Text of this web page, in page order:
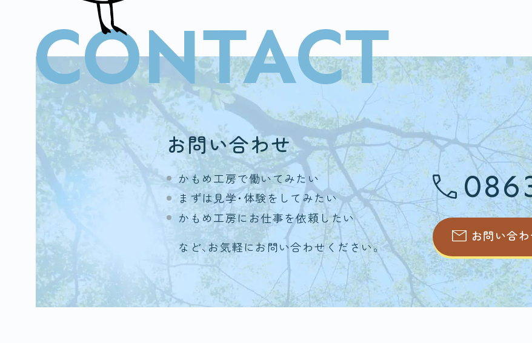
CONTACT
お問い合わせ
かもめ工房で働いてみたい
まずは見学・体験をしてみたい
かもめ工房にお仕事を依頼したい
など、お気軽にお問い合わせください。
お問い合わ